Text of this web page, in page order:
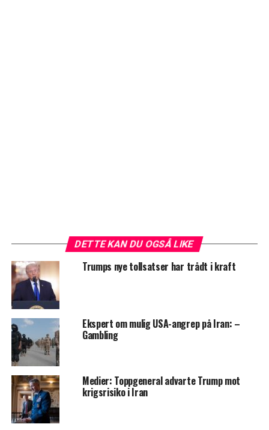
DETTE KAN DU OGSÅ LIKE
Trumps nye tollsatser har trådt i kraft
Ekspert om mulig USA-angrep på Iran: –
Gambling
Medier: Toppgeneral advarte Trump mot
krigsrisiko i Iran